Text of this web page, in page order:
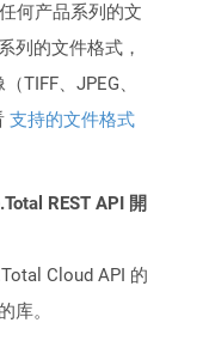
何产品系列的文
列的文件格式，
TIFF、JPEG、
支持的文件格式
REST API 開
Cloud API 的
库。